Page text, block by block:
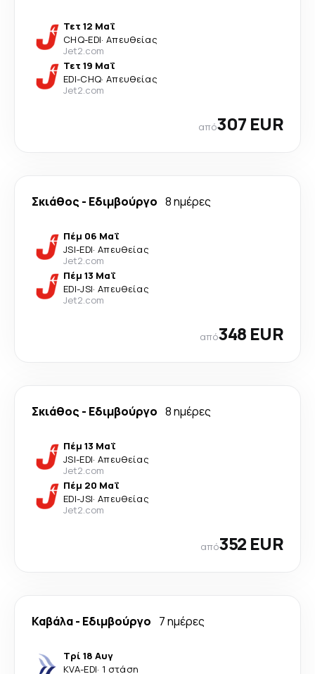
Τετ 12 Μαΐ
CHQ-EDI· Απευθείας
Jet2.com
Τετ 19 Μαΐ
EDI-CHQ· Απευθείας
Jet2.com
από307 EUR
Σκιάθος - Εδιμβούργο 8 ημέρες
Πέμ 06 Μαΐ
JSI-EDI· Απευθείας
Jet2.com
Πέμ 13 Μαΐ
EDI-JSI· Απευθείας
Jet2.com
από348 EUR
Σκιάθος - Εδιμβούργο 8 ημέρες
Πέμ 13 Μαΐ
JSI-EDI· Απευθείας
Jet2.com
Πέμ 20 Μαΐ
EDI-JSI· Απευθείας
Jet2.com
από352 EUR
Καβάλα- Εδιμβούργο 7 ημέρες
Τρί 18 Αυγ
KVA-EDI· 1 στάση